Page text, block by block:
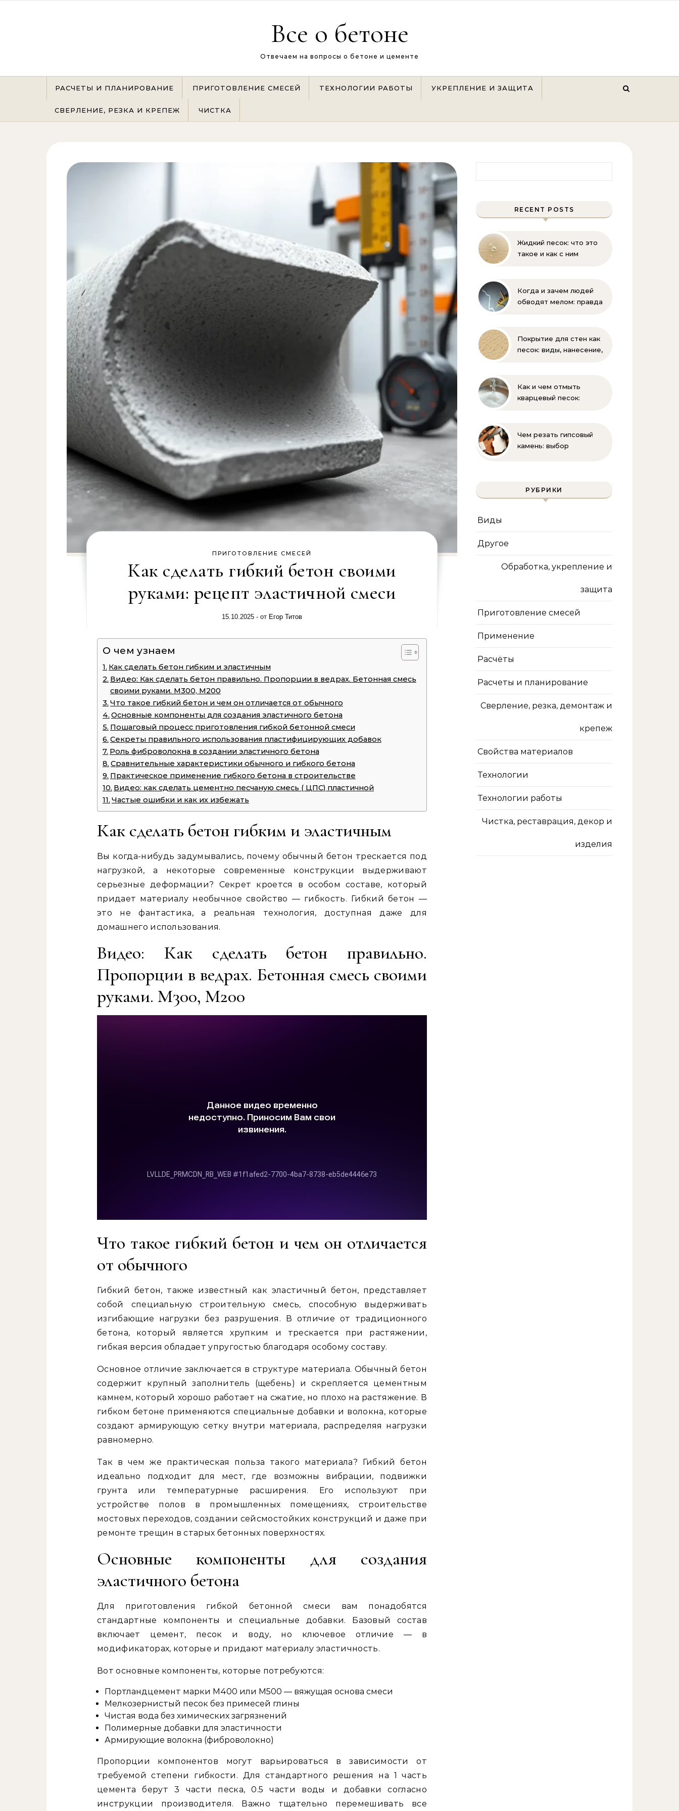
Все о бетоне
Отвечаем на вопросы о бетоне и цементе
РАСЧЕТЫ И ПЛАНИРОВАНИЕ ПРИГОТОВЛЕНИЕ СМЕСЕЙ ТЕХНОЛОГИИ РАБОТЫ УКРЕПЛЕНИЕ И ЗАЩИТА
СВЕРЛЕНИЕ, РЕЗКА И КРЕПЕЖ ЧИСТКА
ПРИГОТОВЛЕНИЕ СМЕСЕЙ
Как сделать гибкий бетон своими
руками: рецепт эластичной смеси
15.10.2025 - от Егор Титов
О чем узнаем
Как сделать бетон гибким и эластичным
Видео: Как сделать бетон правильно. Пропорции в ведрах. Бетонная смесь
своими руками. М300, М200
Что такое гибкий бетон и чем он отличается от обычного
Основные компоненты для создания эластичного бетона
Пошаговый процесс приготовления гибкой бетонной смеси
Секреты правильного использования пластифицирующих добавок
Роль фиброволокна в создании эластичного бетона
Сравнительные характеристики обычного и гибкого бетона
Практическое применение гибкого бетона в строительстве
Видео: как сделать цементно песчаную смесь ( ЦПС) пластичной
Частые ошибки и как их избежать
Как сделать бетон гибким и эластичным
Вы когда-нибудь задумывались, почему обычный бетон трескается под
нагрузкой, а некоторые современные конструкции выдерживают
серьезные деформации? Секрет кроется в особом составе, который
придает материалу необычное свойство — гибкость. Гибкий бетон —
это не фантастика, а реальная технология, доступная даже для
домашнего использования.
Видео: Как сделать бетон правильно.
Пропорции в ведрах. Бетонная смесь своими
руками. М300, М200
Что такое гибкий бетон и чем он отличается
от обычного
Гибкий бетон, также известный как эластичный бетон, представляет
собой специальную строительную смесь, способную выдерживать
изгибающие нагрузки без разрушения. В отличие от традиционного
бетона, который является хрупким и трескается при растяжении,
гибкая версия обладает упругостью благодаря особому составу.
Основное отличие заключается в структуре материала. Обычный бетон
содержит крупный заполнитель (щебень) и скрепляется цементным
камнем, который хорошо работает на сжатие, но плохо на растяжение. В
гибком бетоне применяются специальные добавки и волокна, которые
создают армирующую сетку внутри материала, распределяя нагрузки
равномерно.
Так в чем же практическая польза такого материала? Гибкий бетон
идеально подходит для мест, где возможны вибрации, подвижки
грунта или температурные расширения. Его используют при
устройстве полов в промышленных помещениях, строительстве
мостовых переходов, создании сейсмостойких конструкций и даже при
ремонте трещин в старых бетонных поверхностях.
Основные компоненты для создания
эластичного бетона
Для приготовления гибкой бетонной смеси вам понадобятся
стандартные компоненты и специальные добавки. Базовый состав
включает цемент, песок и воду, но ключевое отличие — в
модификаторах, которые и придают материалу эластичность.
Вот основные компоненты, которые потребуются:
Портландцемент марки М400 или М500 — вяжущая основа смеси
Мелкозернистый песок без примесей глины
Чистая вода без химических загрязнений
Полимерные добавки для эластичности
Армирующие волокна (фиброволокно)
Пропорции компонентов могут варьироваться в зависимости от
требуемой степени гибкости. Для стандартного решения на 1 часть
цемента берут 3 части песка, 0.5 части воды и добавки согласно
инструкции производителя. Важно тщательно перемешивать все
RECENT POSTS
Жидкий песок: что это
такое и как с ним
Когда и зачем людей
обводят мелом: правда
Покрытие для стен как
песок: виды, нанесение,
Как и чем отмыть
кварцевый песок:
Чем резать гипсовый
камень: выбор
РУБРИКИ
Виды
Другое
Обработка, укрепление и
защита
Приготовление смесей
Применение
Расчёты
Расчеты и планирование
Сверление, резка, демонтаж и
крепеж
Свойства материалов
Технологии
Технологии работы
Чистка, реставрация, декор и
изделия